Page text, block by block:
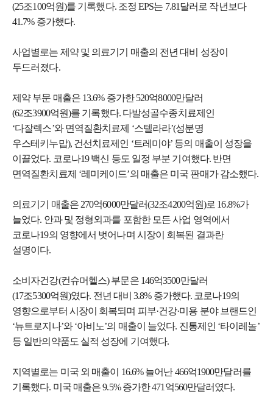
(25조100억원)를 기록했다. 조정 EPS는 7.81달러로 작년보다
41.7% 증가했다.
사업별로는 제약 및 의료기기 매출의 전년 대비 성장이
두드러졌다.
제약 부문 매출은 13.6% 증가한 520억8000만달러
(62조3900억원)를 기록했다. 다발성골수종치료제인
‘다잘렉스’와 면역질환치료제 ‘스텔라라’(성분명
우스테키누맙), 건선치료제인 ‘트레미야’ 등의 매출이 성장을
이끌었다. 코로나19 백신 등도 일정 부분 기여했다. 반면
면역질환치료제 ‘레미케이드’의 매출은 미국 판매가 감소했다.
의료기기 매출은 270억6000만달러(32조4200억원)로 16.8%가
늘었다. 안과 및 정형외과를 포함한 모든 사업 영역에서
코로나19의 영향에서 벗어나며 시장이 회복된 결과란
설명이다.
소비자건강(컨슈머헬스) 부문은 146억3500만달러
(17조5300억원)였다. 전년 대비 3.8% 증가했다. 코로나19의
영향으로부터 시장이 회복되며 피부·건강·미용 분야 브랜드인
‘뉴트로지나’와 ‘아비노’의 매출이 늘었다. 진통제인 ‘타이레놀’
등 일반의약품도 실적 성장에 기여했다.
지역별로는 미국 외 매출이 16.6% 늘어난 466억1900만달러를
기록했다. 미국 매출은 9.5% 증가한 471억560만달러였다.